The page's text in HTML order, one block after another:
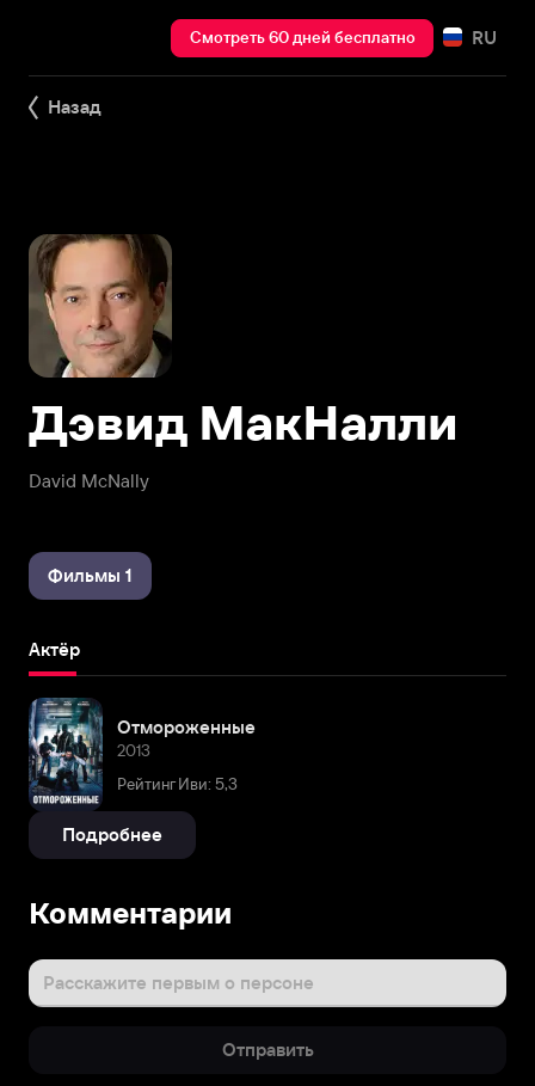
Смотреть 60 дней бесплатно RU
Назад
David McNally
Дэвид МакНалли
Фильмы 1
Актёр
Отмороженные
2013
Рейтинг Иви: 5,3
Подробнее
Комментарии
Расскажите первым о персоне
Отправить